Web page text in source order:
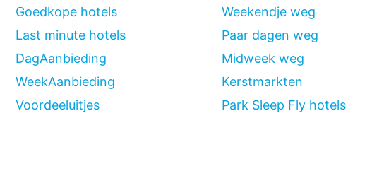
Goedkope hotels
Last minute hotels
DagAanbieding
WeekAanbieding
Voordeeluitjes
Weekendje weg
Paar dagen weg
Midweek weg
Kerstmarkten
Park Sleep Fly hotels